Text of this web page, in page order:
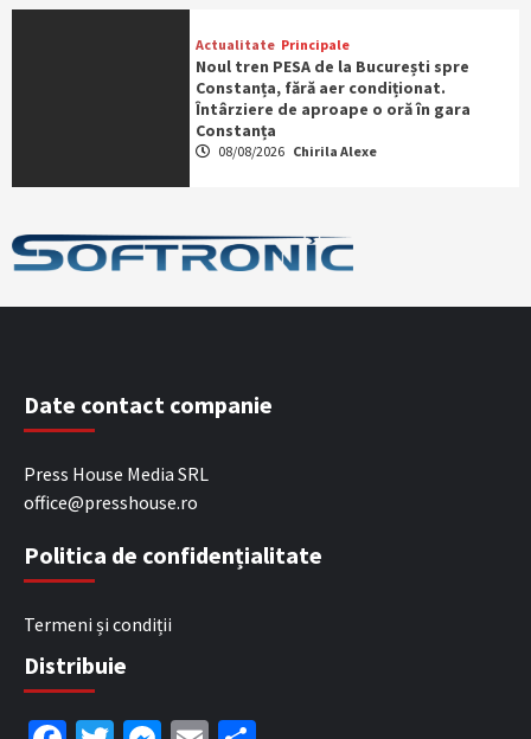
Actualitate Principale
Noul tren PESA de la București spre
Constanța, fără aer condiționat.
Întârziere de aproape o oră în gara
Constanța
08/08/2026 Chirila Alexe
Date contact companie
Press House Media SRL
office@presshouse.ro
Politica de confidențialitate
Termeni și condiții
Distribuie